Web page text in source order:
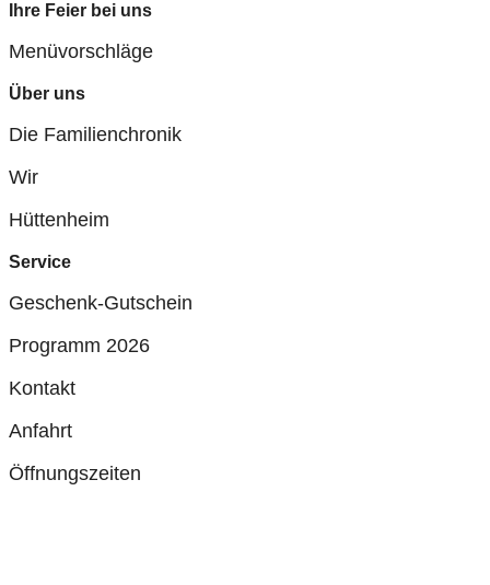
Ihre Feier bei uns
Menüvorschläge
Über uns
Die Familienchronik
Wir
Hüttenheim
Service
Geschenk-Gutschein
Programm 2026
Kontakt
Anfahrt
Öffnungszeiten